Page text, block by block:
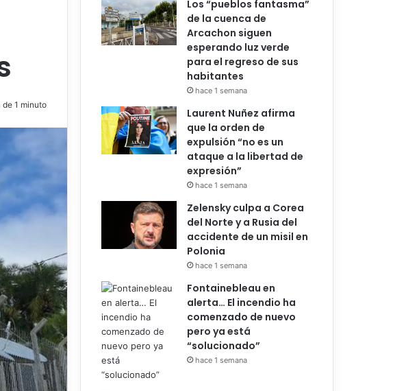
de 1 minuto
Los “pueblos fantasma”
de la cuenca de
Arcachon siguen
esperando luz verde
para el regreso de sus
habitantes
hace 1 semana
Laurent Nuñez afirma
que la orden de
expulsión “no es un
ataque a la libertad de
expresión”
hace 1 semana
Zelensky culpa a Corea
del Norte y a Rusia del
accidente de un misil en
Polonia
hace 1 semana
Fontainebleau en
alerta… El incendio ha
comenzado de nuevo
pero ya está
“solucionado”
hace 1 semana